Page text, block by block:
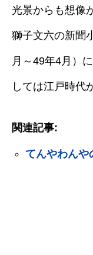
光景からも想像
獅子文六の新聞
月～49年4月）
しては江戸時代
関連記事:
てんやわんや